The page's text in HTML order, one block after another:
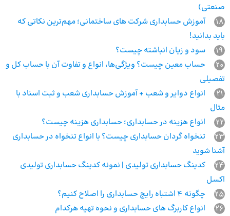
صنعتی)
18
آموزش حسابداری شرکت های ساختمانی؛ مهم‌ترین نکاتی که
باید بدانید!
19
سود و زیان انباشته چیست؟
20
حساب معین چیست؟ ویژگی‌ها، انواع و تفاوت آن با حساب کل و
تفصیلی
21
انواع دوایر و شعب + آموزش حسابداری شعب و ثبت اسناد با
مثال
22
انواع هزینه در حسابداری؛ حسابداری هزینه چیست؟
23
تنخواه گردان حسابداری چیست؟ با انواع تنخواه در حسابداری
آشنا شوید
24
کدینگ حسابداری تولیدی | نمونه کدینگ حسابداری تولیدی
اکسل
25
چگونه 4 اشتباه رایج حسابداری را اصلاح کنیم؟
26
انواع کاربرگ های حسابداری و نحوه تهیه هرکدام